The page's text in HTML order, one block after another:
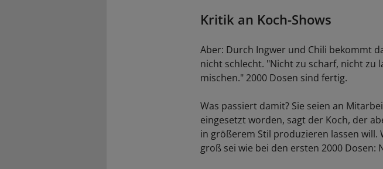
Kritik an Koch-Shows
Aber: Durch Ingwer und Chili bekommt
nicht schlecht. "Nicht zu scharf, nicht zu
mischen." 2000 Dosen sind fertig.
Was passiert damit? Sie seien an
eingesetzt worden, sagt der Koch, der
in größerem Stil produzieren lassen will.
groß sei wie bei den ersten 2000 Dosen: